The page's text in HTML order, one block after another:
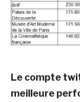
Le compte
meilleure